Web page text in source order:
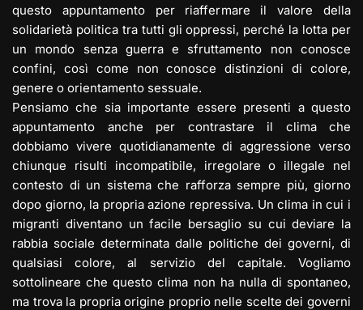
questo appuntamento per riaffermare il valore della
solidarietà politica tra tutti gli oppressi, perché la lotta per
un mondo senza guerra e sfruttamento non conosce
confini, così come non conosce distinzioni di colore,
genere o orientamento sessuale.
Pensiamo che sia importante essere presenti a questo
appuntamento anche per contrastare il clima che
dobbiamo vivere quotidianamente di aggressione verso
chiunque risulti incompatibile, irregolare o illegale nel
contesto di un sistema che rafforza sempre più, giorno
dopo giorno, la propria azione repressiva. Un clima in cui i
migranti diventano un facile bersaglio su cui deviare la
rabbia sociale determinata dalle politiche dei governi, di
qualsiasi colore, al servizio del capitale. Vogliamo
sottolineare che questo clima non ha nulla di spontaneo,
ma trova la propria origine proprio nelle scelte dei governi